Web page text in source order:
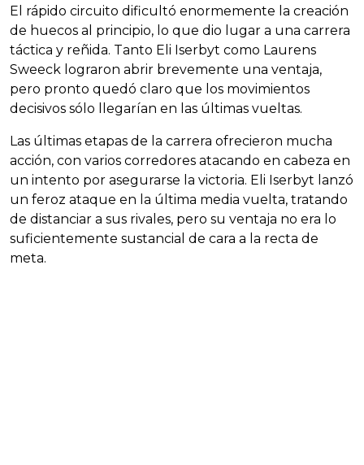
El rápido circuito dificultó enormemente la creación
de huecos al principio, lo que dio lugar a una carrera
táctica y reñida. Tanto Eli Iserbyt como Laurens
Sweeck lograron abrir brevemente una ventaja,
pero pronto quedó claro que los movimientos
decisivos sólo llegarían en las últimas vueltas.
Las últimas etapas de la carrera ofrecieron mucha
acción, con varios corredores atacando en cabeza en
un intento por asegurarse la victoria. Eli Iserbyt lanzó
un feroz ataque en la última media vuelta, tratando
de distanciar a sus rivales, pero su ventaja no era lo
suficientemente sustancial de cara a la recta de
meta.